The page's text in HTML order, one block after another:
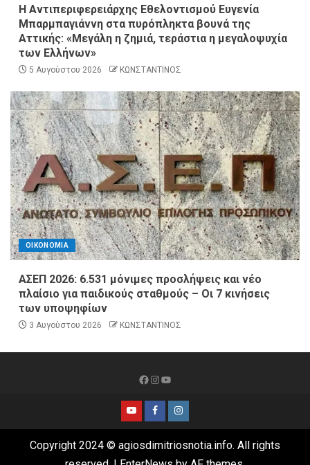
Η Αντιπεριφερειάρχης Εθελοντισμού Ευγενία
Μπαρμπαγιάννη στα πυρόπληκτα βουνά της
Αττικής: «Μεγάλη η ζημιά, τεράστια η μεγαλοψυχία
των Ελλήνων»
5 Αυγούστου 2026 ΚΩΝΣΤΑΝΤΙΝΟΣ
ΟΙΚΟΝΟΜΙΑ
ΑΣΕΠ 2026: 6.531 μόνιμες προσλήψεις και νέο
πλαίσιο για παιδικούς σταθμούς – Οι 7 κινήσεις
των υποψηφίων
3 Αυγούστου 2026 ΚΩΝΣΤΑΝΤΙΝΟΣ
Copyright 2024 © agiosdimitriosnotia.info. All rights